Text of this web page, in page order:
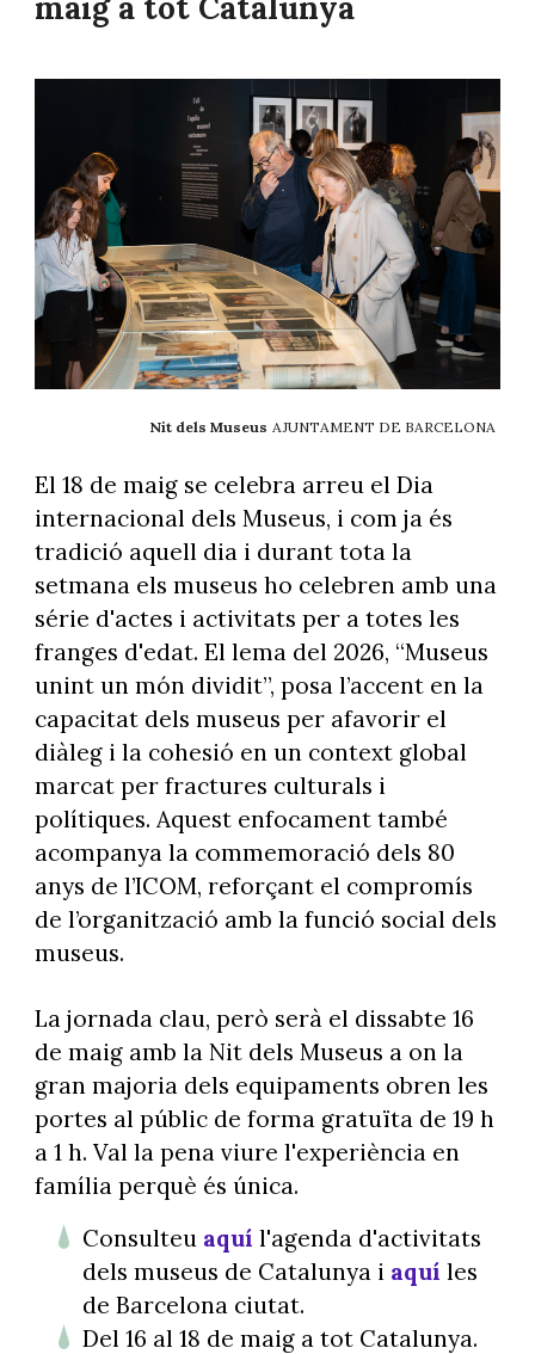
Nit dels Museus AJUNTAMENT DE BARCELONA
El 18 de maig se celebra arreu el Dia
internacional dels Museus, i com ja és
tradició aquell dia i durant tota la
setmana els museus ho celebren amb una
série d'actes i activitats per a totes les
franges d'edat. El lema del 2026, “Museus
unint un món dividit”, posa l’accent en la
capacitat dels museus per afavorir el
diàleg i la cohesió en un context global
marcat per fractures culturals i
polítiques. Aquest enfocament també
acompanya la commemoració dels 80
anys de l’ICOM, reforçant el compromís
de l’organització amb la funció social dels
museus.
La jornada clau, però serà el dissabte 16
de maig amb la Nit dels Museus a on la
gran majoria dels equipaments obren les
portes al públic de forma gratuïta de 19 h
a 1 h. Val la pena viure l'experiència en
família perquè és única.
Consulteu aquí l'agenda d'activitats
dels museus de Catalunya i aquí les
de Barcelona ciutat.
Del 16 al 18 de maig a tot Catalunya.